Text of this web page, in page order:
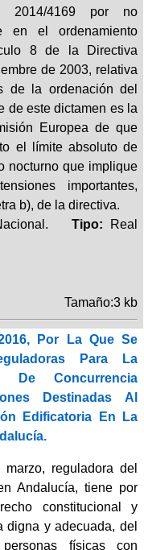
2014/4169 por no
en el ordenamiento
8 de la Directiva
de 2003, relativa
de la ordenación del
de este dictamen es la
Europea de que
el límite absoluto de
nocturno que implique
importantes,
b), de la directiva.
Tipo:
Real
Tamaño:3 kb
Por La Que Se
Para La
De Concurrencia
Destinadas Al
Edificatoria En La
reguladora del
Andalucía, tiene por
constitucional y
digna y adecuada, del
físicas con